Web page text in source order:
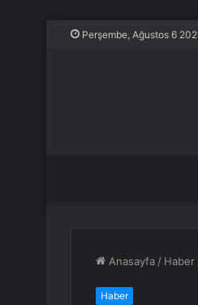
Perşembe, Ağustos 6
Anasayfa / Haber
Haber